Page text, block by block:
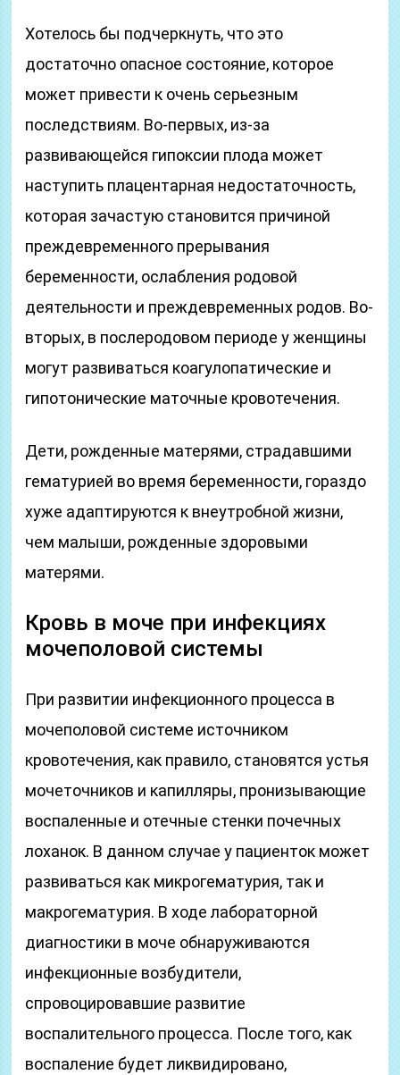
Хотелось бы подчеркнуть, что это
достаточно опасное состояние, которое
может привести к очень серьезным
последствиям. Во-первых, из-за
развивающейся гипоксии плода может
наступить плацентарная недостаточность,
которая зачастую становится причиной
преждевременного прерывания
беременности, ослабления родовой
деятельности и преждевременных родов. Во-
вторых, в послеродовом периоде у женщины
могут развиваться коагулопатические и
гипотонические маточные кровотечения.
Дети, рожденные матерями, страдавшими
гематурией во время беременности, гораздо
хуже адаптируются к внеутробной жизни,
чем малыши, рожденные здоровыми
матерями.
Кровь в моче при инфекциях
мочеполовой системы
При развитии инфекционного процесса в
мочеполовой системе источником
кровотечения, как правило, становятся устья
мочеточников и капилляры, пронизывающие
воспаленные и отечные стенки почечных
лоханок. В данном случае у пациенток может
развиваться как микрогематурия, так и
макрогематурия. В ходе лабораторной
диагностики в моче обнаруживаются
инфекционные возбудители,
спровоцировавшие развитие
воспалительного процесса. После того, как
воспаление будет ликвидировано,